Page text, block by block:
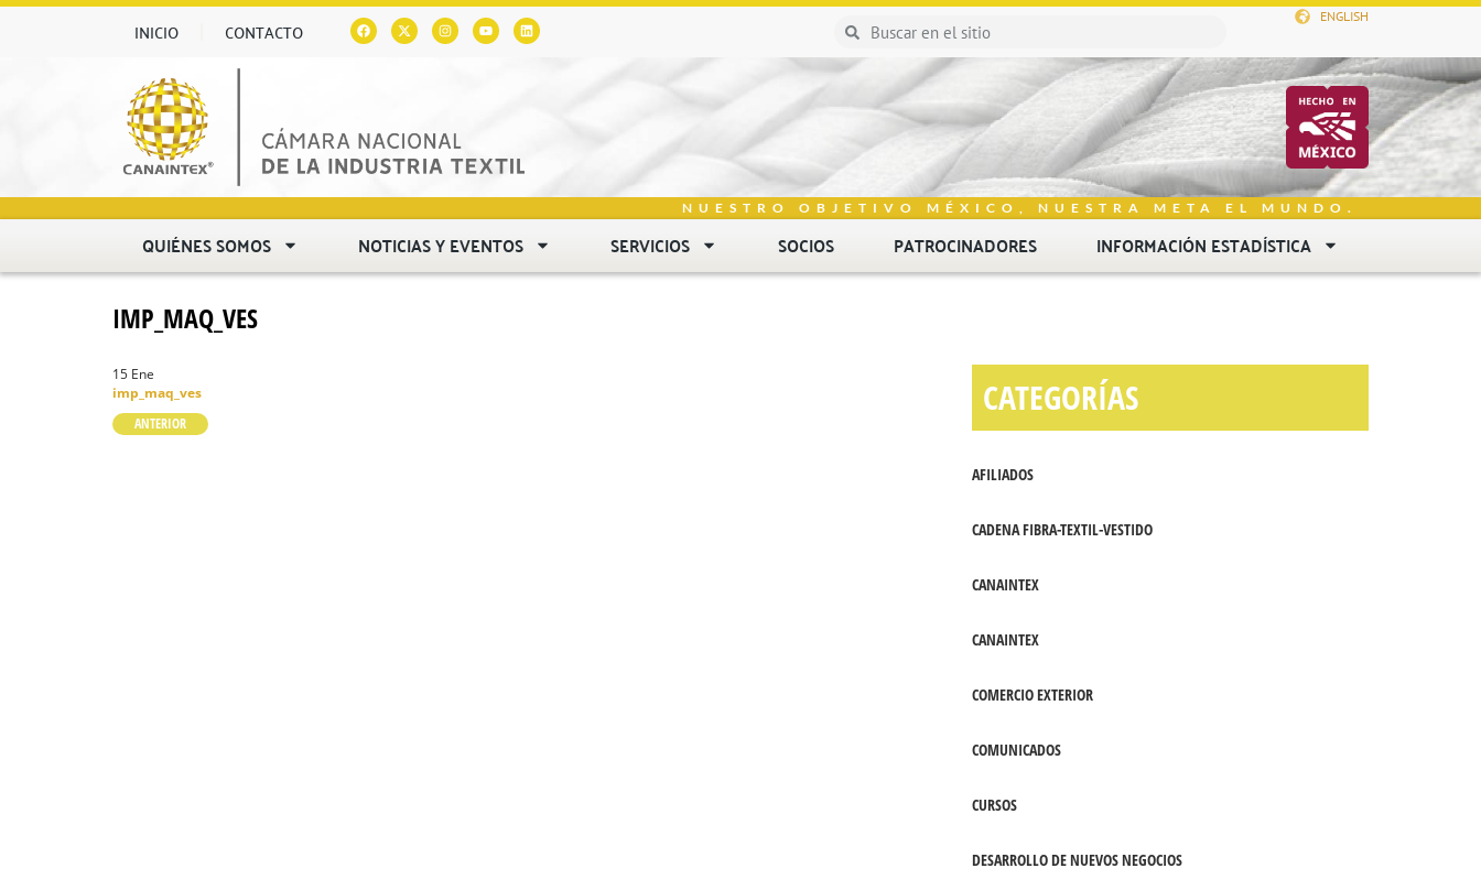
INICIO CONTACTO
ENGLISH
NUESTRO OBJETIVO MÉXICO, NUESTRA META EL MUNDO.
QUIÉNES SOMOS NOTICIAS Y EVENTOS SERVICIOS SOCIOS PATROCINADORES INFORMACIÓN ESTADÍSTICA
IMP_MAQ_VES
15 Ene
imp_maq_ves
ANTERIOR
CATEGORÍAS
AFILIADOS
CADENA FIBRA-TEXTIL-VESTIDO
CANAINTEX
CANAINTEX
COMERCIO EXTERIOR
COMUNICADOS
CURSOS
DESARROLLO DE NUEVOS NEGOCIOS